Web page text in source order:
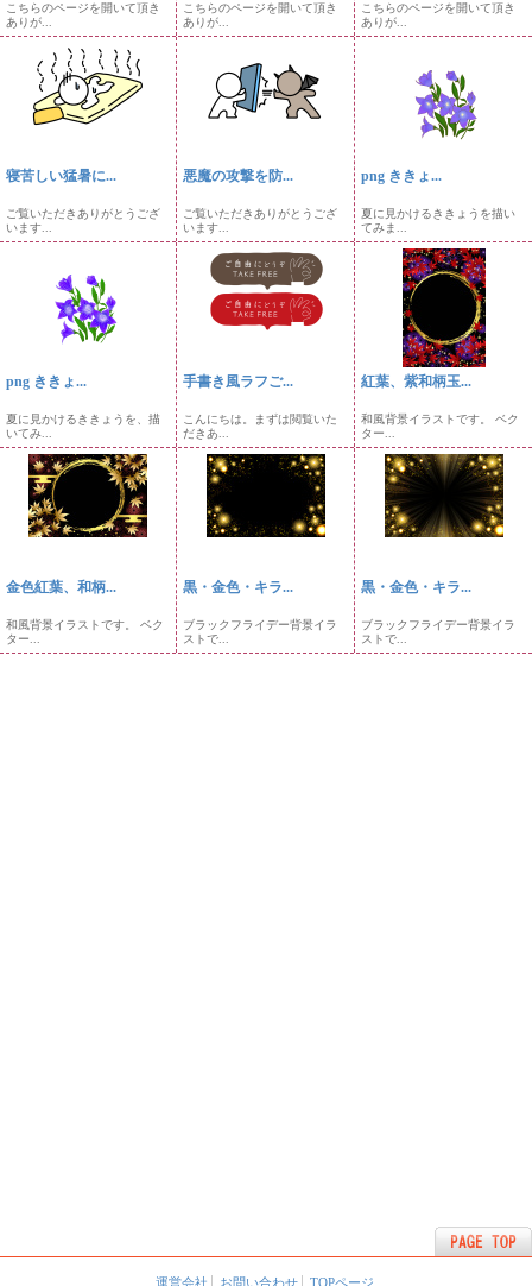
こちらのページを開いて頂き
ありが...
こちらのページを開いて頂き
ありが...
こちらのページを開いて頂き
ありが...
寝苦しい猛暑に...
ご覧いただきありがとうござ
います...
悪魔の攻撃を防...
ご覧いただきありがとうござ
います...
png ききょ...
夏に見かけるききょうを描い
てみま...
png ききょ...
夏に見かけるききょうを、描
いてみ...
手書き風ラフご...
こんにちは。まずは閲覧いた
だきあ...
紅葉、紫和柄玉...
和風背景イラストです。 ベク
ター...
金色紅葉、和柄...
和風背景イラストです。 ベク
ター...
黒・金色・キラ...
ブラックフライデー背景イラ
ストで...
黒・金色・キラ...
ブラックフライデー背景イラ
ストで...
運営会社 お問い合わせ TOPページ